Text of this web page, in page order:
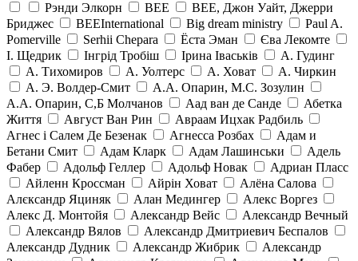
Рэнди Элкорн
BEE
BEE, Джон Уайт, Джерри
Бриджес
BEEInternational Big dream ministry
Paul A.
Pomerville
Serhii Chepara Ёста Эман
Єва Лекомте
І. Щедрик
Інгрід Тробіш Ірина Іваськів
А. Гудинг
А. Тихомиров
А. Уолтерс А. Ховат
А. Чиркин
А. Э. Волдер-Смит
А.А. Опарин, М.С. Зозулин
А.А. Опарин, С,Б Молчанов
Аад ван де Санде
Абетка
Життя
Август Ван Рин
Авраам Ицхак Радбиль
Агнес і Салем Де Безенак
Агнесса Розбах
Адам и
Бетани Смит
Адам Кларк Адам Лашинськи
Адель
Фабер
Адольф Геллер Адольф Новак
Адриан Пласс
Айленн Кроссман
Айрін Ховат
Алёна Салова
Алєксандр Яциняк
Алан Медингер
Алекс Воргез
Алекс Д. Монтойя
Александр Вейс
Александр Вечный
Александр Вялов
Александр Дмитриевич Беспалов
Александр Дудник
Александр Жибрик
Александр